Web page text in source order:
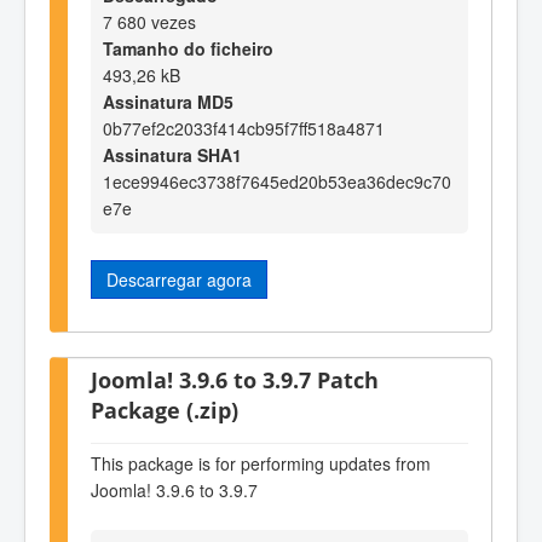
7 680 vezes
Tamanho do ficheiro
493,26 kB
Assinatura MD5
0b77ef2c2033f414cb95f7ff518a4871
Assinatura SHA1
1ece9946ec3738f7645ed20b53ea36dec9c70
e7e
Descarregar agora
Joomla! 3.9.6 to 3.9.7 Patch
Package (.zip)
This package is for performing updates from
Joomla! 3.9.6 to 3.9.7